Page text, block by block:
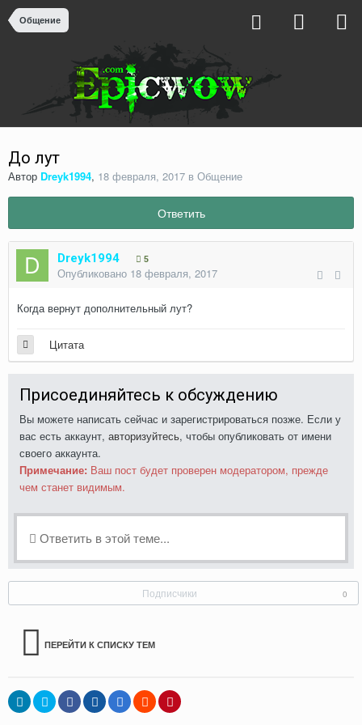
Общение
До лут
Автор Dreyk1994, 18 февраля, 2017 в Общение
Ответить
Dreyk1994 5
Опубликовано 18 февраля, 2017
Когда вернут дополнительный лут?
Цитата
Присоединяйтесь к обсуждению
Вы можете написать сейчас и зарегистрироваться позже. Если у
вас есть аккаунт, авторизуйтесь, чтобы опубликовать от имени
своего аккаунта.
Примечание: Ваш пост будет проверен модератором, прежде
чем станет видимым.
Ответить в этой теме...
Подписчики 0
ПЕРЕЙТИ К СПИСКУ ТЕМ